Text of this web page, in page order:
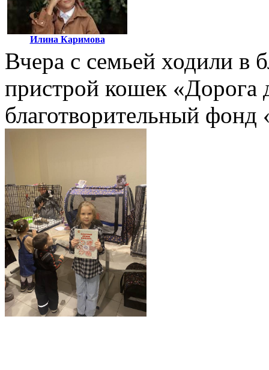
Илина Каримова
Вчера с семьей ходили в
пристрой кошек «Дорога
благотворительный фонд